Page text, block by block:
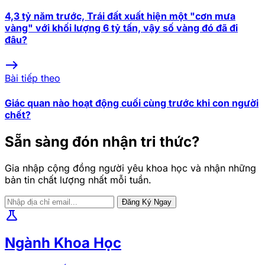
4,3 tỷ năm trước, Trái đất xuất hiện một "cơn mưa
vàng" với khối lượng 6 tỷ tấn, vậy số vàng đó đã đi
đâu?
east
Bài tiếp theo
Giác quan nào hoạt động cuối cùng trước khi con người
chết?
Sẵn sàng đón nhận tri thức?
Gia nhập cộng đồng người yêu khoa học và nhận những
bản tin chất lượng nhất mỗi tuần.
Đăng Ký Ngay
science
Ngành Khoa Học